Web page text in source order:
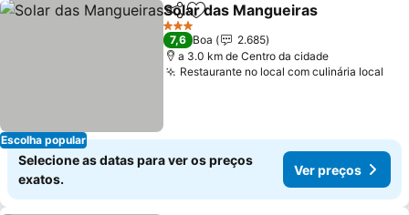
Escolha popular
PartilharAdicionar aos favoritos
Solar das Mangueiras
3 Estrelas
7,6 Boa
2.685
a 3.0 km de Centro da cidade
Restaurante no local com culinária local
Selecione as datas para ver os preços
exatos.
Ver preços